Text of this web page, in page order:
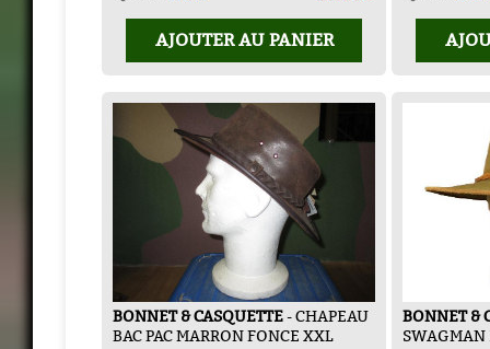
AJOUTER AU PANIER
BONNET & CASQUETTE- CHAPEAU
BAC PAC MARRON FONCE XXL
BONNET &
SWAGMAN